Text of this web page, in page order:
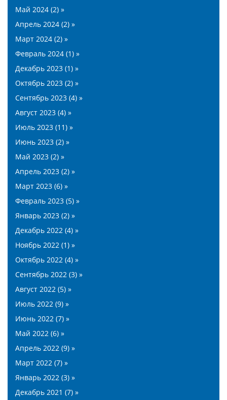
Май 2024 (2) »
Апрель 2024 (2) »
Март 2024 (2) »
Февраль 2024 (1) »
Декабрь 2023 (1) »
Октябрь 2023 (2) »
Сентябрь 2023 (4) »
Август 2023 (4) »
Июль 2023 (11) »
Июнь 2023 (2) »
Май 2023 (2) »
Апрель 2023 (2) »
Март 2023 (6) »
Февраль 2023 (5) »
Январь 2023 (2) »
Декабрь 2022 (4) »
Ноябрь 2022 (1) »
Октябрь 2022 (4) »
Сентябрь 2022 (3) »
Август 2022 (5) »
Июль 2022 (9) »
Июнь 2022 (7) »
Май 2022 (6) »
Апрель 2022 (9) »
Март 2022 (7) »
Январь 2022 (3) »
Декабрь 2021 (7) »